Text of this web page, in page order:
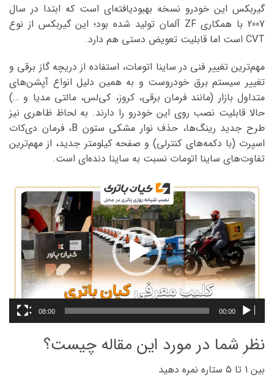
گیربکس این خودرو نسخه بهبودیافته‌ای است که ابتدا در سال
2007 با همکاری ZF آلمان تولید شده بود؛ این گیربکس از نوع
CVT است اما قابلیت تعویض دستی هم دارد.
مهم‌ترین تغییر فنی در ساینا اتومات، استفاده از دریچه گاز برقی و
تغییر سیستم برق‌ خودروست و به همین دلیل انواع آپشن‌های
متداول بازار (مانند فرمان برقی، کروز، کی‌لس، مالتی مدیا و …)
حالا قابلیت نصب روی این خودرو را دارند. به لحاظ ظاهری نیز
طرح جدید رینگ‌ها، حذف نوار مشکی ستون B، فرمان دی‌کات
اسپرت (با دکمه‌های کنترلی) و صفحه کیلومتر جدید، از مهم‌ترین
تفاوت‌های ساینا اتومات نسبت به ساینا دنده‌ای است.
نمایشگر
ویدیو
00:00
08:00
نظر شما در مورد این مقاله چیست؟
بین 1 تا 5 ستاره نمره دهید